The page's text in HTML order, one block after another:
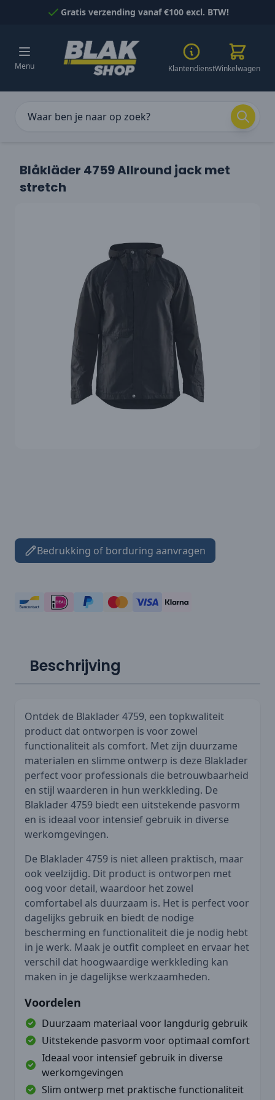
Naar inhoud gaanGratis verzending vanaf €100 excl. BTW!
Menu KlantendienstWinkelwagen
Blåkläder 4759 Allround jack met
stretch
Bedrukking of borduring aanvragen
Beschrijving
Ontdek de Blaklader 4759, een topkwaliteit
product dat ontworpen is voor zowel
functionaliteit als comfort. Met zijn duurzame
materialen en slimme ontwerp is deze Blaklader
perfect voor professionals die betrouwbaarheid
en stijl waarderen in hun werkkleding. De
Blaklader 4759 biedt een uitstekende pasvorm
en is ideaal voor intensief gebruik in diverse
werkomgevingen.
De Blaklader 4759 is niet alleen praktisch, maar
ook veelzijdig. Dit product is ontworpen met
oog voor detail, waardoor het zowel
comfortabel als duurzaam is. Het is perfect voor
dagelijks gebruik en biedt de nodige
bescherming en functionaliteit die je nodig hebt
in je werk. Maak je outfit compleet en ervaar het
verschil dat hoogwaardige werkkleding kan
maken in je dagelijkse werkzaamheden.
Voordelen
Duurzaam materiaal voor langdurig gebruik
Uitstekende pasvorm voor optimaal comfort
Ideaal voor intensief gebruik in diverse
werkomgevingen
Slim ontwerp met praktische functionaliteit